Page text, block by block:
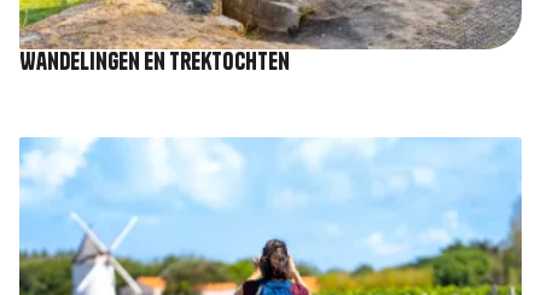
Wandelingen en trektochten
Afbeelding